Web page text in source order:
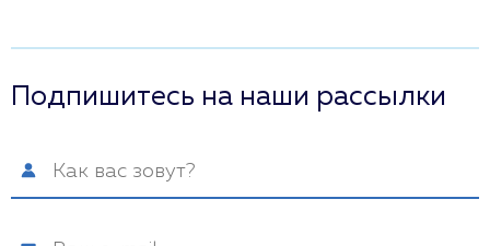
Подпишитесь на наши рассылки